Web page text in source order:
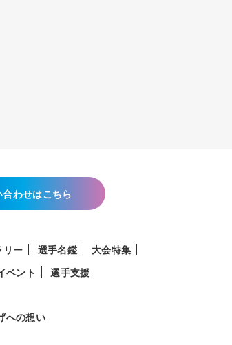
合わせはこちら
リー 選手名鑑
大会特集
ベント 選手支援
への想い